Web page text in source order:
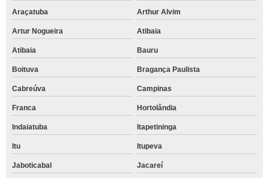
Araçatuba Arthur Alvim
Artur Nogueira Atibaia
Atibaia Bauru
Boituva Bragança Paulista
Cabreúva Campinas
Franca Hortolândia
Indaiatuba Itapetininga
Itu Itupeva
Jaboticabal Jacareí